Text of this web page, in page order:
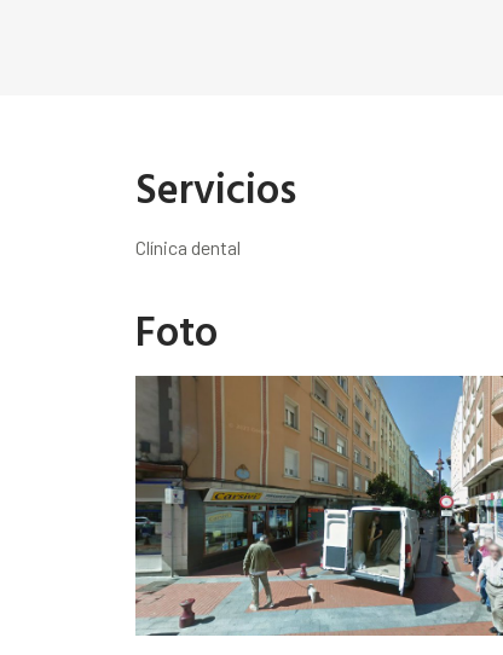
Servicios
Clínica dental
Foto